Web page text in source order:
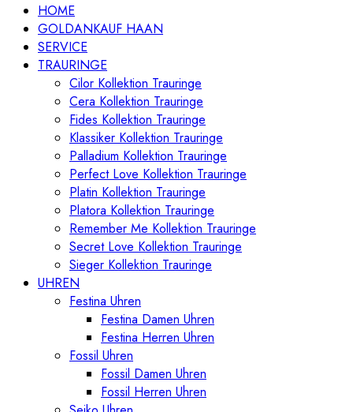
HOME
GOLDANKAUF HAAN
SERVICE
TRAURINGE
Cilor Kollektion Trauringe
Cera Kollektion Trauringe
Fides Kollektion Trauringe
Klassiker Kollektion Trauringe
Palladium Kollektion Trauringe
Perfect Love Kollektion Trauringe
Platin Kollektion Trauringe
Platora Kollektion Trauringe
Remember Me Kollektion Trauringe
Secret Love Kollektion Trauringe
Sieger Kollektion Trauringe
UHREN
Festina Uhren
Festina Damen Uhren
Festina Herren Uhren
Fossil Uhren
Fossil Damen Uhren
Fossil Herren Uhren